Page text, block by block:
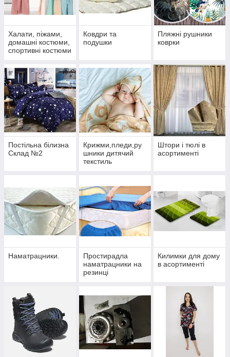
Халати, піжами,
домашні костюми,
спортивні костюми
Ковдри та
подушки
Пляжні рушники
коврки
Постільна білизна
Склад №2
Крижми,пледи,ру
шники дитячий
текстиль
Штори і тюлі в
асортименті
Наматрацники.
Простирадла
наматрацники на
резинці
Килимки для дому
в асортименті